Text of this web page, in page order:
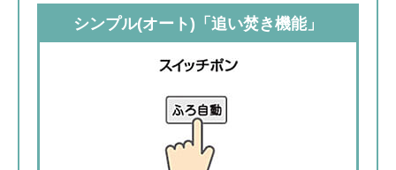
シンプル(オート)「追い焚き機能」